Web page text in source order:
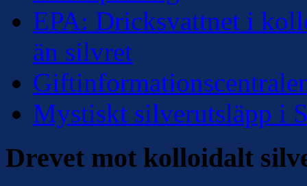
EPA: Dricksvattnet i
än silvret
Mystiskt silverutsläpp i
Drevet mot kolloidalt